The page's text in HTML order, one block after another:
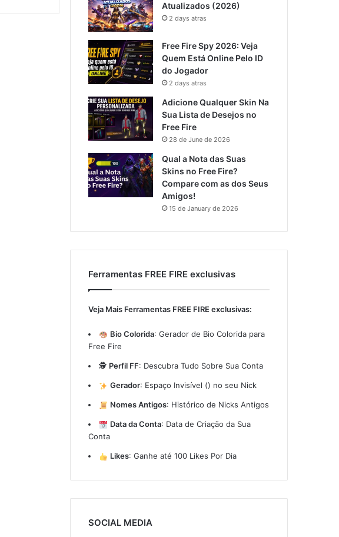
Atualizados (2026)
2 days atras
Free Fire Spy 2026: Veja
Quem Está Online Pelo ID
do Jogador
2 days atras
Adicione Qualquer Skin Na
Sua Lista de Desejos no
Free Fire
28 de June de 2026
Qual a Nota das Suas
Skins no Free Fire?
Compare com as dos Seus
Amigos!
15 de January de 2026
Ferramentas FREE FIRE exclusivas
Veja Mais Ferramentas FREE FIRE exclusivas:
Bio Colorida: Gerador de Bio Colorida para
Free Fire
🕵️ Perfil FF: Descubra Tudo Sobre Sua Conta
Gerador: Espaço Invisível (ㅤ) no seu Nick
Nomes Antigos: Histórico de Nicks Antigos
Data da Conta: Data de Criação da Sua
Conta
Likes: Ganhe até 100 Likes Por Dia
SOCIAL MEDIA